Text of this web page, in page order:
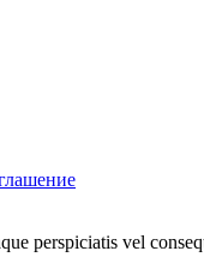
perspiciatis vel